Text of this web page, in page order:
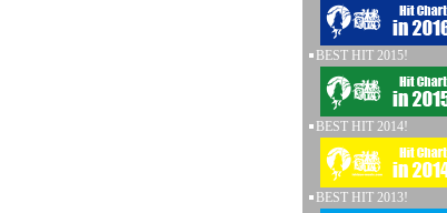
BEST HIT 2015!
BEST HIT 2014!
BEST HIT 2013!